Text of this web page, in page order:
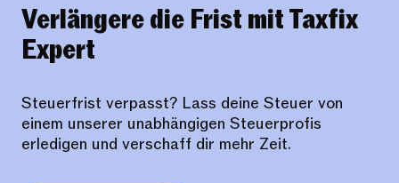
Verlängere die Frist mit Taxfix
Expert
Steuerfrist verpasst? Lass deine Steuer von
einem unserer unabhängigen Steuerprofis
erledigen und verschaff dir mehr Zeit.